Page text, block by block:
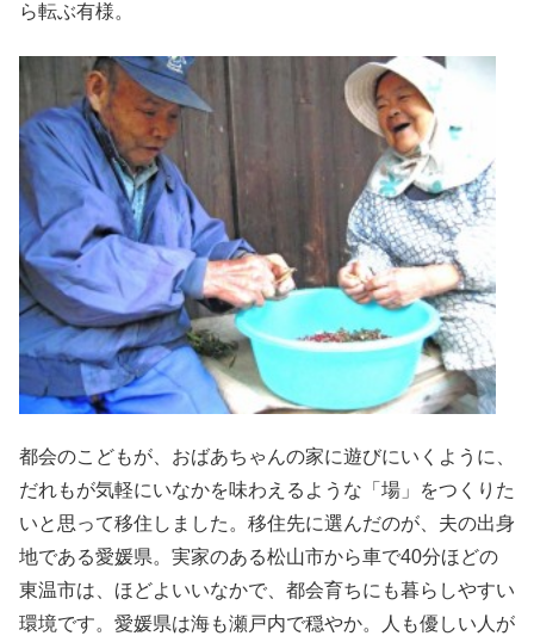
ら転ぶ有様。
都会のこどもが、おばあちゃんの家に遊びにいくように、
だれもが気軽にいなかを味わえるような「場」をつくりた
いと思って移住しました。移住先に選んだのが、夫の出身
地である愛媛県。実家のある松山市から車で40分ほどの
東温市は、ほどよいいなかで、都会育ちにも暮らしやすい
環境です。愛媛県は海も瀬戸内で穏やか。人も優しい人が